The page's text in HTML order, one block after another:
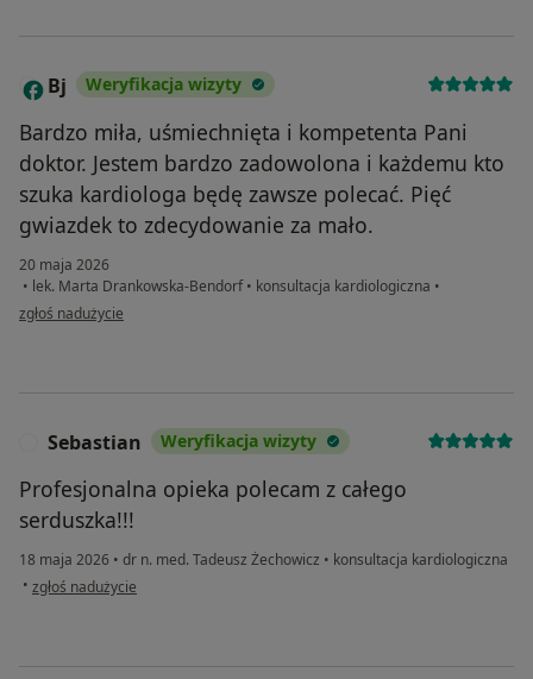
B Bj Weryfikacja wizyty
Bardzo miła, uśmiechnięta i kompetenta Pani
doktor. Jestem bardzo zadowolona i każdemu kto
szuka kardiologa będę zawsze polecać. Pięć
gwiazdek to zdecydowanie za mało.
20 maja 2026
• lek. Marta Drankowska-Bendorf• konsultacja kardiologiczna •
w opinii użytkownika Bj
zgłoś nadużycie
Sebastian Weryfikacja wizyty
Profesjonalna opieka polecam z całego
serduszka!!!
18 maja 2026 • dr n. med. Tadeusz Żechowicz • konsultacja kardiologiczna
• w opinii użytkownika Sebastian
zgłoś nadużycie